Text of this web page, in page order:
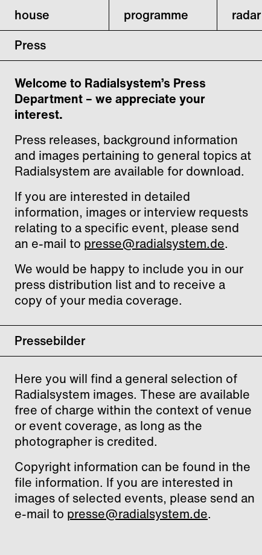
house programme radar
Press
Welcome to Radialsystem’s Press
Department – we appreciate your
interest.
Press releases, background information
and images pertaining to general topics at
Radialsystem are available for download.
If you are interested in detailed
information, images or interview requests
relating to a specific event, please send
an e-mail to presse@radialsystem.de.
We would be happy to include you in our
press distribution list and to receive a
copy of your media coverage.
Pressebilder
Here you will find a general selection of
Radialsystem images. These are available
free of charge within the context of venue
or event coverage, as long as the
photographer is credited.
Copyright information can be found in the
file information. If you are interested in
images of selected events, please send an
e-mail to presse@radialsystem.de.